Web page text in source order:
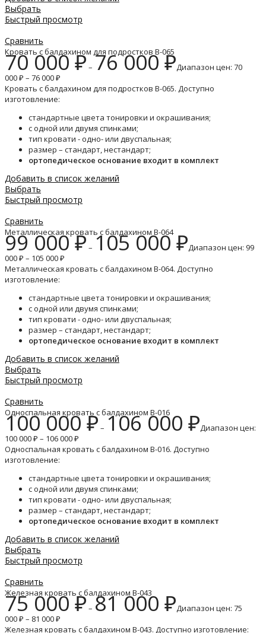
Выбрать
Быстрый просмотр
Сравнить
Кровать с балдахином для подростков B-065
70 000₽– 76 000₽Диапазон цен: 70
000 ₽ – 76 000 ₽
Кровать с балдахином для подростков B-065. Доступно
изготовление:
стандартные цвета тонировки и окрашивания;
с одной или двумя спинками;
тип кровати - одно- или двуспальная;
размер – стандарт, нестандарт;
ортопедическое основание входит в комплект
Добавить в список желаний
Выбрать
Быстрый просмотр
Сравнить
Металлическая кровать с балдахином B-064
99 000₽– 105 000₽Диапазон цен: 99
000 ₽ – 105 000 ₽
Металлическая кровать с балдахином B-064. Доступно
изготовление:
стандартные цвета тонировки и окрашивания;
с одной или двумя спинками;
тип кровати - одно- или двуспальная;
размер – стандарт, нестандарт;
ортопедическое основание входит в комплект
Добавить в список желаний
Выбрать
Быстрый просмотр
Сравнить
Односпальная кровать с балдахином B-016
100 000₽– 106 000 ₽Диапазон цен:
100 000 ₽ – 106 000 ₽
Односпальная кровать с балдахином B-016. Доступно
изготовление:
стандартные цвета тонировки и окрашивания;
с одной или двумя спинками;
тип кровати - одно- или двуспальная;
размер – стандарт, нестандарт;
ортопедическое основание входит в комплект
Добавить в список желаний
Выбрать
Быстрый просмотр
Сравнить
Железная кровать с балдахином B-043
75 000₽– 81 000 ₽Диапазон цен: 75
000 ₽ – 81 000 ₽
Железная кровать с балдахином B-043. Доступно изготовление: